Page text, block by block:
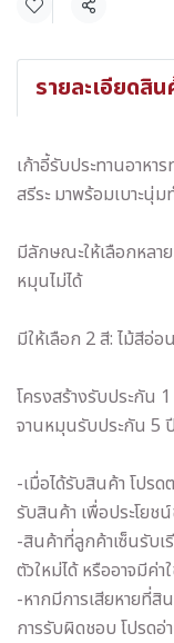
แชร์
รายละเอียดสิน
เก้าอี้รับประทานอาห
สรีระ มาพร้อมเบาะนุ่
มีลักษณะให้เลือกหล
หมุนไม่ได้
มีให้เลือก 2 สี: ไม้สีอ่อ
โครงสร้างรับประกัน
จานหมุนรับประกัน 5 ปี
-เมื่อได้รับสินค้า โปร
รับสินค้า เพื่อประโยช
-สินค้าที่ลูกค้าเซ็นรับเ
ตัวใหม่ได้ หรืออาจมีค่า
-หากมีการเสียหายที่สิ
การรับผิดชอบ โปรดอ่